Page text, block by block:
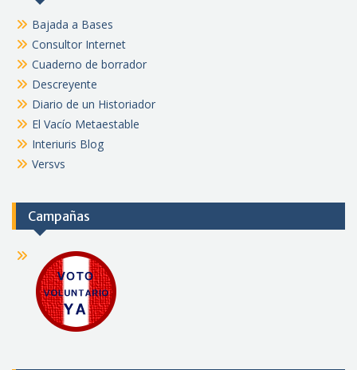
Bajada a Bases
Consultor Internet
Cuaderno de borrador
Descreyente
Diario de un Historiador
El Vacío Metaestable
Interiuris Blog
Versvs
Campañas